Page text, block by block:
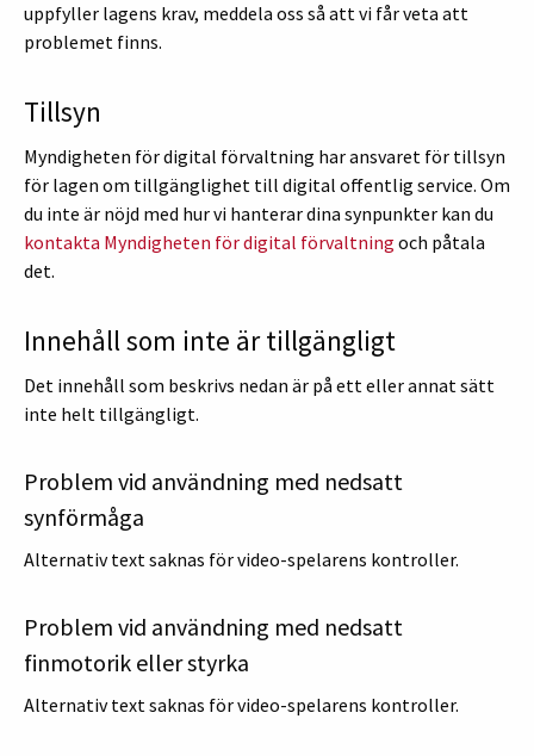
uppfyller lagens krav, meddela oss så att vi får veta att
problemet finns.
Tillsyn
Myndigheten för digital förvaltning har ansvaret för tillsyn
för lagen om tillgänglighet till digital offentlig service. Om
du inte är nöjd med hur vi hanterar dina synpunkter kan du
kontakta Myndigheten för digital förvaltning och påtala
det.
Innehåll som inte är tillgängligt
Det innehåll som beskrivs nedan är på ett eller annat sätt
inte helt tillgängligt.
Problem vid användning med nedsatt
synförmåga
Alternativ text saknas för video-spelarens kontroller.
Problem vid användning med nedsatt
finmotorik eller styrka
Alternativ text saknas för video-spelarens kontroller.